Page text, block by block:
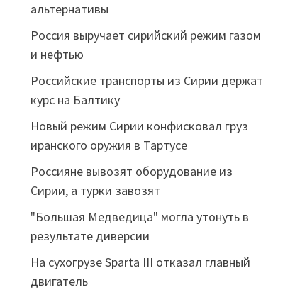
альтернативы
Россия выручает сирийский режим газом
и нефтью
Российские транспорты из Сирии держат
курс на Балтику
Новый режим Сирии конфисковал груз
иранского оружия в Тартусе
Россияне вывозят оборудование из
Сирии, а турки завозят
"Большая Медведица" могла утонуть в
результате диверсии
На сухогрузе Sparta III отказал главный
двигатель